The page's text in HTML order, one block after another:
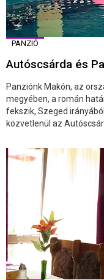
PANZIÓ
Autóscsárda és
Panziónk Makón, az
megyében, a román
fekszik, Szeged
közvetlenül az